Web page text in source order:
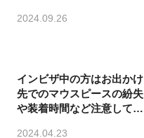
2024.09.26
インビザ中の方はお出かけ
先でのマウスピースの紛失
や装着時間など注意してく
2024.04.23